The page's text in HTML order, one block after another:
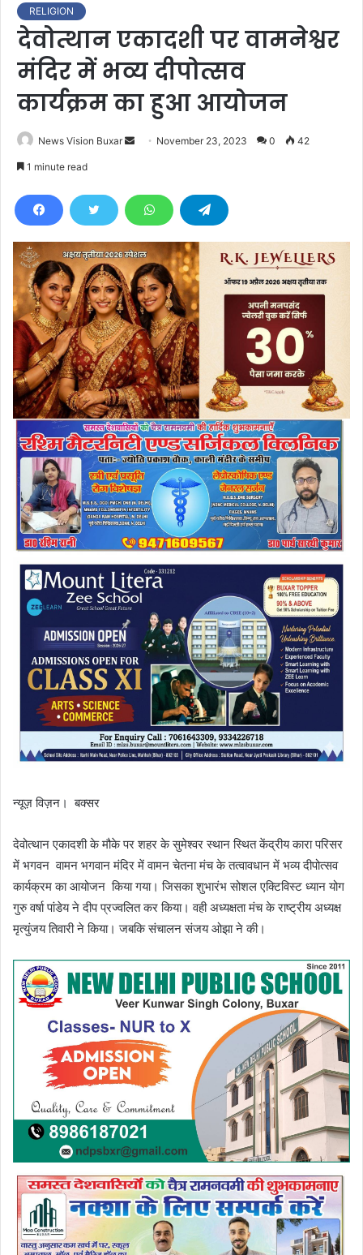
RELIGION
देवोत्थान एकादशी पर वामनेश्वर
मंदिर में भव्य दीपोत्सव
कार्यक्रम का हुआ आयोजन
News Vision Buxar
d
e
m
a
i
l
November 23, 2023 0 42
1 minute read
न्यूज़ विज़न। बक्सर
देवोत्थान एकादशी के मौके पर शहर के सुमेश्वर स्थान स्थित केंद्रीय कारा परिसर
में भगवन वामन भगवान मंदिर में वामन चेतना मंच के तत्वावधान में भव्य दीपोत्सव
कार्यक्रम का आयोजन किया गया। जिसका शुभारंभ सोशल एक्टिविस्ट ध्यान योग
गुरु वर्षा पांडेय ने दीप प्रज्वलित कर किया। वही अध्यक्षता मंच के राष्ट्रीय अध्यक्ष
मृत्युंजय तिवारी ने किया। जबकि संचालन संजय ओझा ने की।